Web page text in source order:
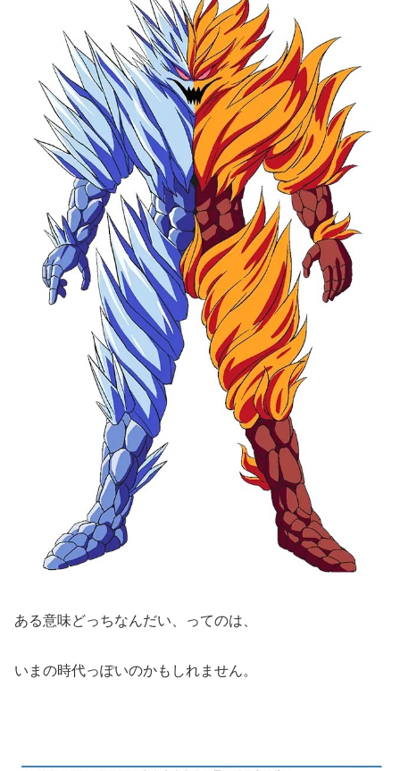
ある意味どっちなんだい、ってのは、
いまの時代っぽいのかもしれません。